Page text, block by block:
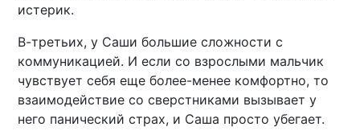
истерик.
В-третьих, у Саши большие сложности с
коммуникацией. И если со взрослыми мальчик
чувствует себя еще более-менее комфортно, то
взаимодействие со сверстниками вызывает у
него панический страх, и Саша просто убегает.